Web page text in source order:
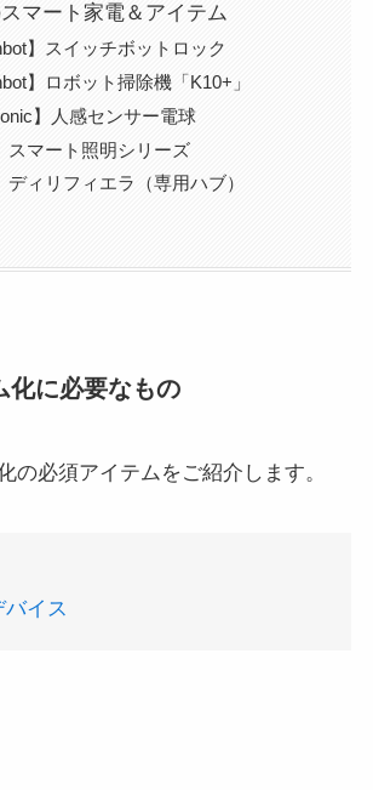
マート家電＆アイテム
】スイッチボットロック
】ロボット掃除機「K10+」
】人感センサー電球
スマート照明シリーズ
ディリフィエラ（専用ハブ）
化に必要なもの
の必須アイテムをご紹介します。
イス